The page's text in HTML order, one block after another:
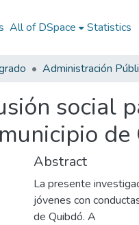
All of DSpace Statistics
social
de
Abstract
La presente
jóvenes con
de Quibdó. A